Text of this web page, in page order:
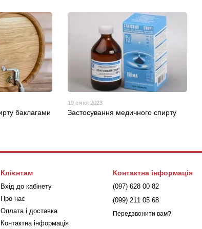
баклагами
19 січня 2023
Застосування медичного спирту
Клієнтам
Вхід до кабінету
Про нас
Оплата і доставка
Контактна інформація
Контактна інформація
(097) 628 00 82
(099) 211 05 68
Передзвонити вам?